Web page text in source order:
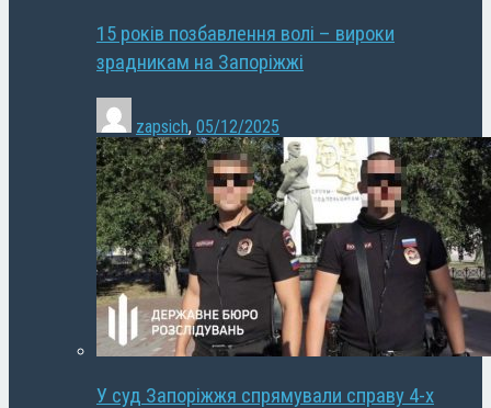
15 років позбавлення волі – вироки
зрадникам на Запоріжжі
zapsich, 05/12/2025
У суд Запоріжжя спрямували справу 4-х